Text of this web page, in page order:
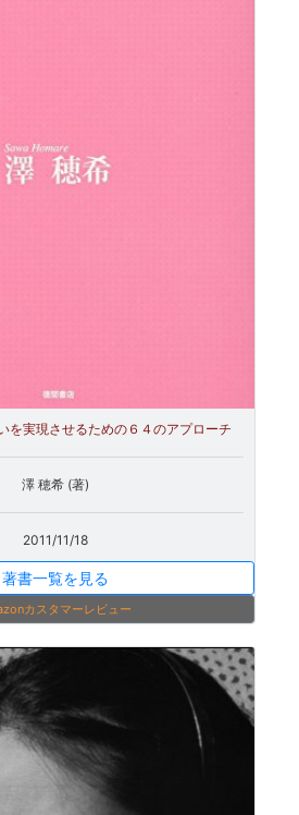
実現させるための６４のアプローチ
澤 穂希 (著)
2011/11/18
著書一覧を見る
カスタマーレビュー